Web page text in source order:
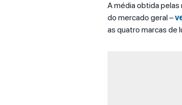
A média obtida
do mercado geral –
as quatro marcas de